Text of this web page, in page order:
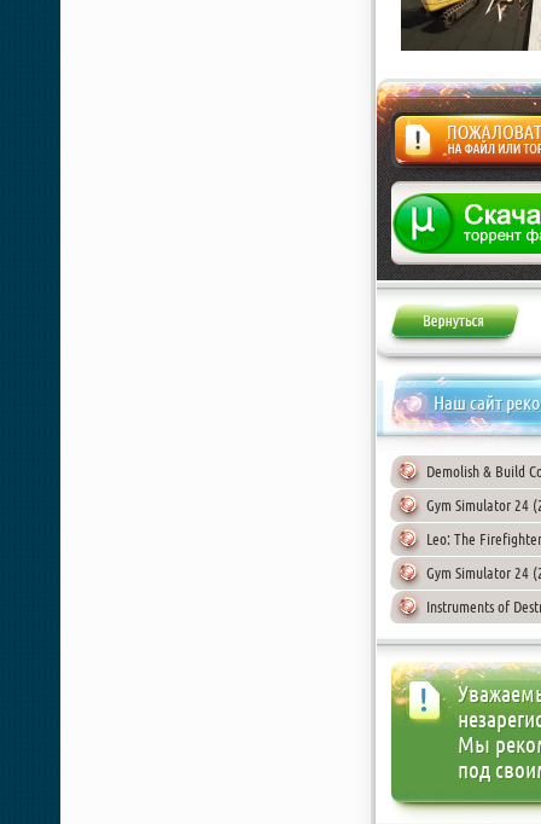
Жалоба
Наш сайт
Demolish & Build
Gym Simulator 24
Leo: The
Gym Simulator 24
Instruments of
Мы
под